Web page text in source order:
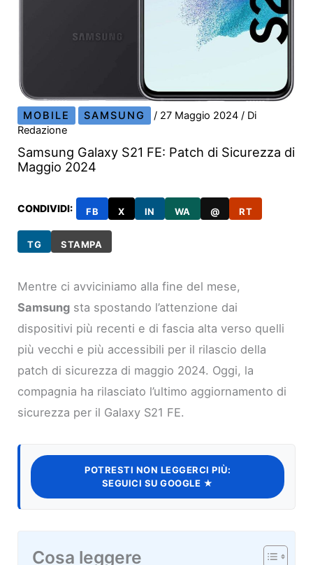
MOBILE SAMSUNG / 27 Maggio 2024/ Di
Redazione
Samsung Galaxy S21 FE: Patch di Sicurezza di
Maggio 2024
CONDIVIDI: FB X IN WA @ RT
TG STAMPA
Mentre ci avviciniamo alla fine del mese,
Samsung sta spostando l’attenzione dai
dispositivi più recenti e di fascia alta verso quelli
più vecchi e più accessibili per il rilascio della
patch di sicurezza di maggio 2024. Oggi, la
compagnia ha rilasciato l’ultimo aggiornamento di
sicurezza per il Galaxy S21 FE.
POTRESTI NON LEGGERCI PIÙ:
SEGUICI SU GOOGLE ★
Cosa leggere